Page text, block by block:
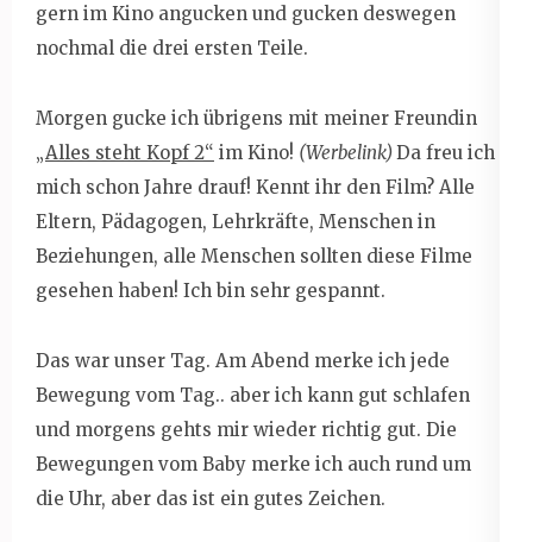
gern im Kino angucken und gucken deswegen
nochmal die drei ersten Teile.
Morgen gucke ich übrigens mit meiner Freundin
„Alles steht Kopf 2“ im Kino! (Werbelink)Da freu ich
mich schon Jahre drauf! Kennt ihr den Film? Alle
Eltern, Pädagogen, Lehrkräfte, Menschen in
Beziehungen, alle Menschen sollten diese Filme
gesehen haben! Ich bin sehr gespannt.
Das war unser Tag. Am Abend merke ich jede
Bewegung vom Tag.. aber ich kann gut schlafen
und morgens gehts mir wieder richtig gut. Die
Bewegungen vom Baby merke ich auch rund um
die Uhr, aber das ist ein gutes Zeichen.